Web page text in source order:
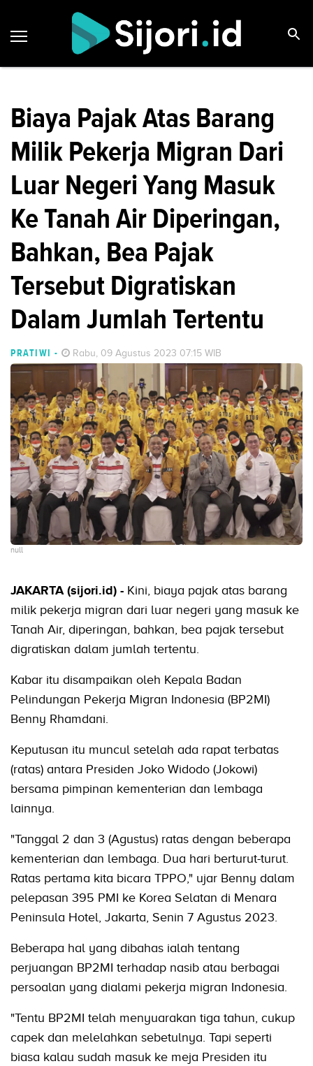
Biaya Pajak Atas Barang
Milik Pekerja Migran Dari
Luar Negeri Yang Masuk
Ke Tanah Air Diperingan,
Bahkan, Bea Pajak
Tersebut Digratiskan
Dalam Jumlah Tertentu
PRATIWI - Rabu, 09 Agustus 2023 07:15 WIB
null
JAKARTA (sijori.id) - Kini, biaya pajak atas barang
milik pekerja migran dari luar negeri yang masuk ke
Tanah Air, diperingan, bahkan, bea pajak tersebut
digratiskan dalam jumlah tertentu.
Kabar itu disampaikan oleh Kepala Badan
Pelindungan Pekerja Migran Indonesia (BP2MI)
Benny Rhamdani.
Keputusan itu muncul setelah ada rapat terbatas
(ratas) antara Presiden Joko Widodo (Jokowi)
bersama pimpinan kementerian dan lembaga
lainnya.
"Tanggal 2 dan 3 (Agustus) ratas dengan beberapa
kementerian dan lembaga. Dua hari berturut-turut.
Ratas pertama kita bicara TPPO," ujar Benny dalam
pelepasan 395 PMI ke Korea Selatan di Menara
Peninsula Hotel, Jakarta, Senin 7 Agustus 2023.
Beberapa hal yang dibahas ialah tentang
perjuangan BP2MI terhadap nasib atau berbagai
persoalan yang dialami pekerja migran Indonesia.
"Tentu BP2MI telah menyuarakan tiga tahun, cukup
capek dan melelahkan sebetulnya. Tapi seperti
biasa kalau sudah masuk ke meja Presiden itu